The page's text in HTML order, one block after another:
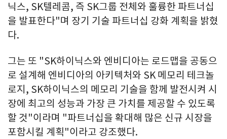
닉스, SK텔레콤, 즉 SK그룹 전체와 훌륭한 파트너십
을 발표한다"며 장기 기술 파트너십 강화 계획을 밝혔
다.
그는 또 "SK하이닉스와 엔비디아는 로드맵을 공동으
로 설계해 엔비디아의 아키텍처와 SK 메모리 테크놀
로지, SK하이닉스의 메모리 기술을 함께 발전시켜 시
장에 최고의 성능과 가장 큰 가치를 제공할 수 있도록
할 것"이라며 "파트너십을 확대해 많은 신규 시장을
포함시킬 계획"이라고 강조했다.